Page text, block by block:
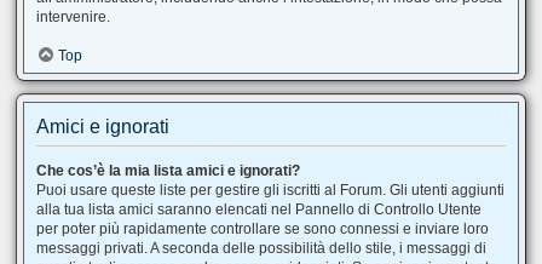
intervenire.
Top
Amici e ignorati
Che cos’è la mia lista amici e ignorati?
Puoi usare queste liste per gestire gli iscritti al Forum. Gli utenti aggiunti
alla tua lista amici saranno elencati nel Pannello di Controllo Utente
per poter più rapidamente controllare se sono connessi e inviare loro
messaggi privati. A seconda delle possibilità dello stile, i messaggi di